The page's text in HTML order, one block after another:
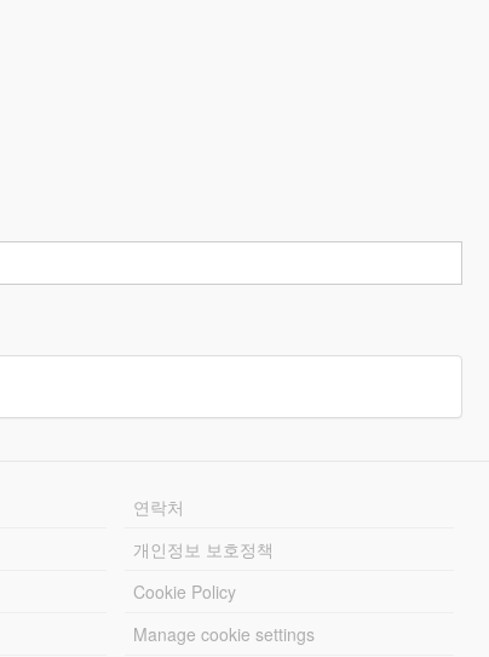
연락처
개인정보 보호정책
Cookie Policy
Manage cookie settings